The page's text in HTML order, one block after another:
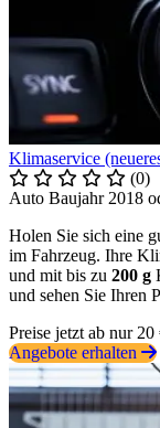
Klimaservice
(0)
Auto Baujahr 2018
Holen Sie sich eine
im Fahrzeug. Ihre
und mit bis zu 200 g
und sehen Sie Ihren
Preise jetzt ab nur 20
Angebote erhalten